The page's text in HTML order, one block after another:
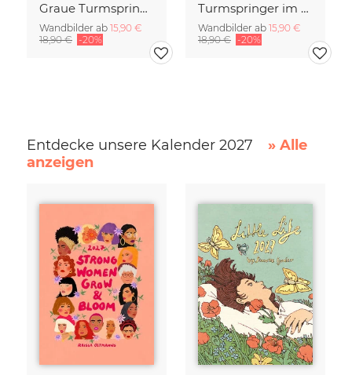
Graue Turmspringerin
Wandbilder ab 15,90 €
18,90 € -20%
Turmspringer im Roten Badeanzug
Wandbilder ab 15,90 €
18,90 € -20%
Entdecke unsere Kalender 2027
» Alle
anzeigen